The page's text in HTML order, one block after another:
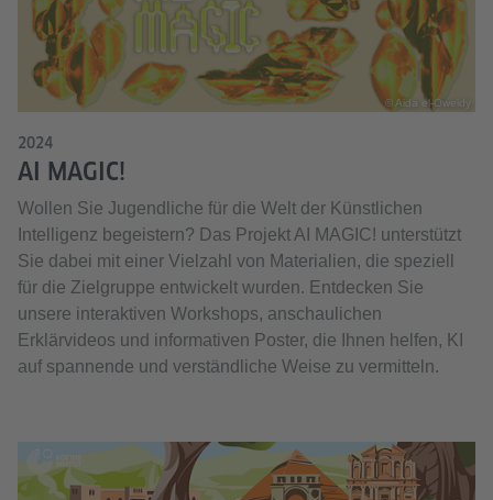
© Aida el-Oweidy
2024
AI MAGIC!
Wollen Sie Jugendliche für die Welt der Künstlichen
Intelligenz begeistern? Das Projekt AI MAGIC! unterstützt
Sie dabei mit einer Vielzahl von Materialien, die speziell
für die Zielgruppe entwickelt wurden. Entdecken Sie
unsere interaktiven Workshops, anschaulichen
Erklärvideos und informativen Poster, die Ihnen helfen, KI
auf spannende und verständliche Weise zu vermitteln.